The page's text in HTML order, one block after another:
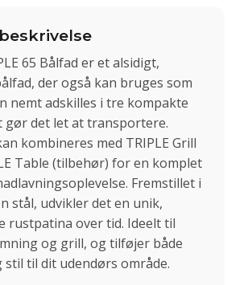
65 Bålfad er et alsidigt,
der også kan bruges som
nemt adskilles i tre kompakte
gør det let at transportere.
kombineres med TRIPLE Grill
Table (tilbehør) for en komplet
Fremstillet i
stål, udvikler det en unik,
rustpatina over tid. Ideelt til
og grill, og tilføjer både
til dit udendørs område.